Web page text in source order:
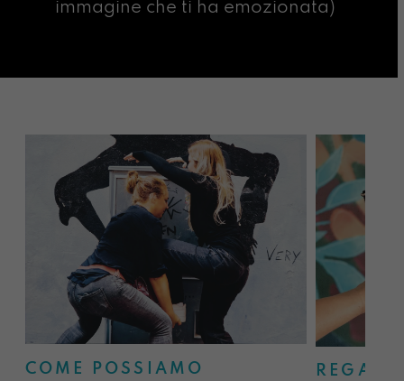
immagine che ti ha emozionata)
COME POSSIAMO